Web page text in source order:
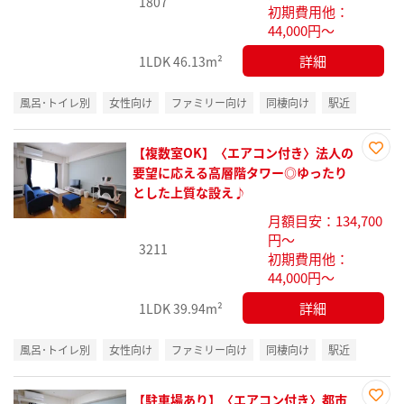
初期費用他：
44,000円～
1LDK46.13m² 詳細
風呂･トイレ別 女性向け ファミリー向け 同棲向け 駅近
録
【複数室OK】〈エアコン付き〉法人の
要望に応える高層階タワー◎ゆったり
とした上質な設え♪
3211
月額目安：134,700
円～
初期費用他：
44,000円～
1LDK39.94m² 詳細
風呂･トイレ別 女性向け ファミリー向け 同棲向け 駅近
【駐車場あり】〈エアコン付き〉都市